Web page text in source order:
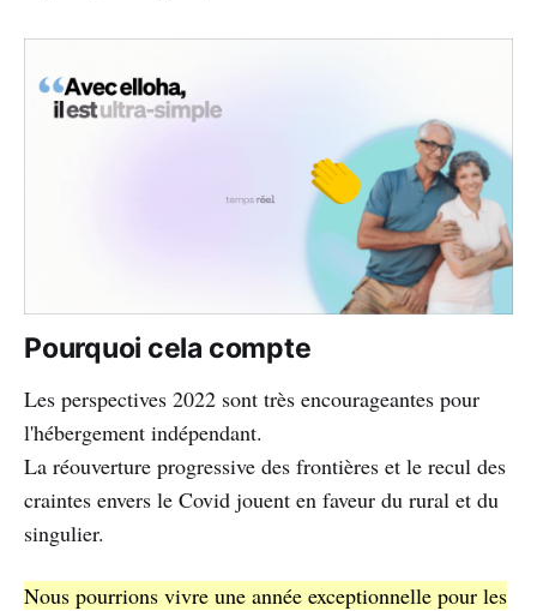
Pourquoi cela compte
Les perspectives 2022 sont très encourageantes pour
l'hébergement indépendant.
La réouverture progressive des frontières et le recul des
craintes envers le Covid jouent en faveur du rural et du
singulier.
Nous pourrions vivre une année exceptionnelle pour les